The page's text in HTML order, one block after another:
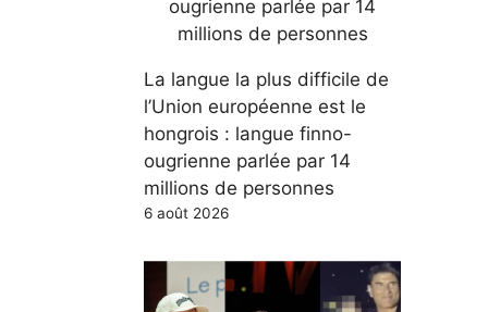
La langue la plus difficile de
l’Union européenne est le
hongrois : langue finno-
ougrienne parlée par 14
millions de personnes
6 août 2026